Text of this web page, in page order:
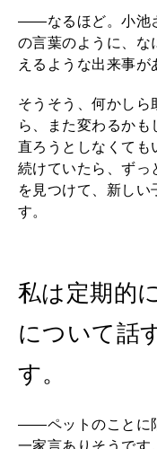
――なるほど。小池
の言葉のように、な
えるような出来事が
そうそう、何かしら
ら、また変わるかも
直ろうとしなくても
続けていたら、ずっ
を見つけて、新しい
す。
私は定期的
について話
す。
――ペットのことに
一家言ありそうです